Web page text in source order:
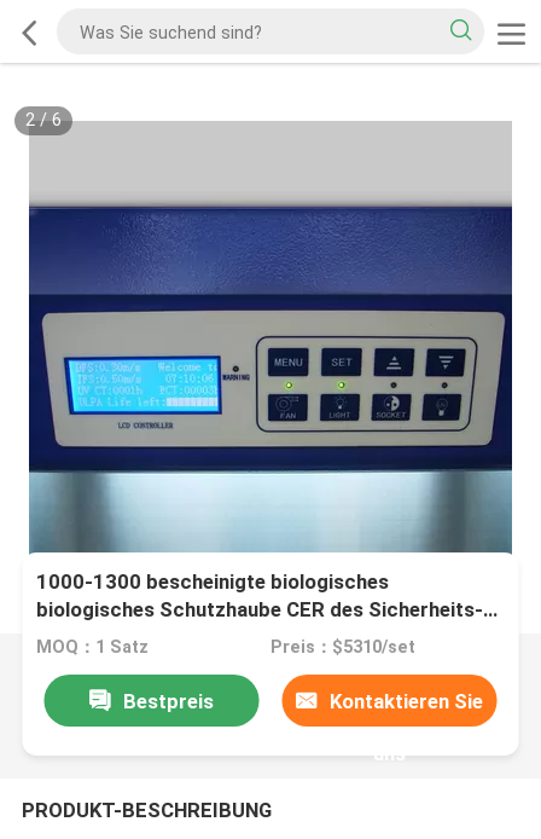
2/6
1000-1300 bescheinigte biologisches
biologisches Schutzhaube CER des Sicherheits-
Kabinett-A2 B2
MOQ：1 Satz Preis：$5310/set
Bestpreis Kontaktieren Sie
uns
PRODUKT-BESCHREIBUNG